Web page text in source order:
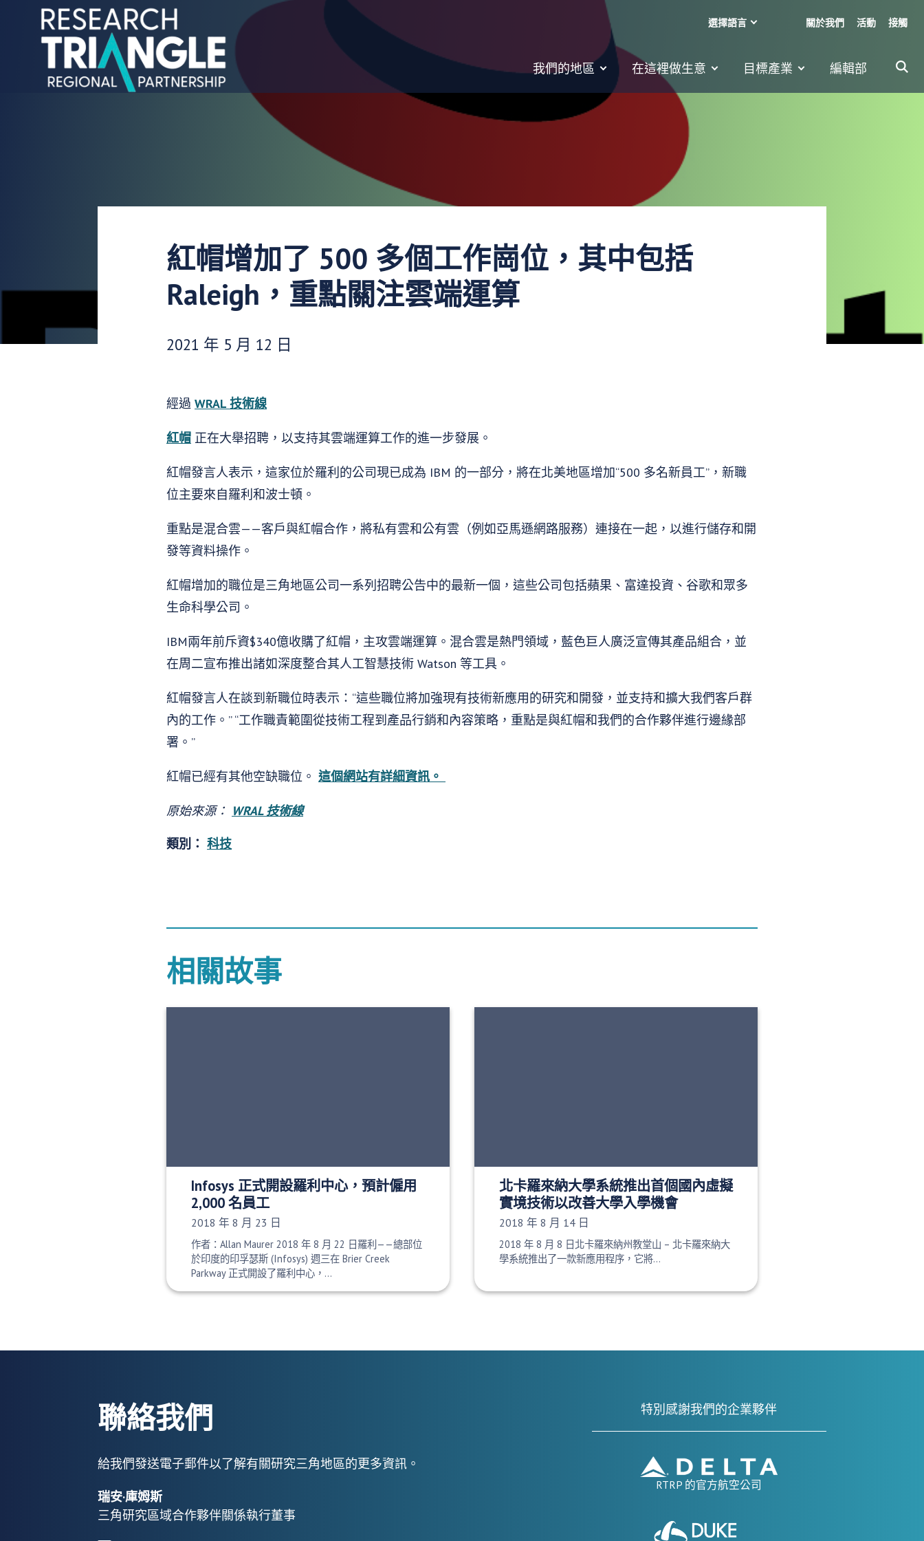
跳至內容
我們的地區 在這裡做生意 目標產業 編輯部
關於我們 活動 接觸
選擇語言
紅帽增加了 500 多個工作崗位，其中包括
Raleigh，重點關注雲端運算
發布日期：
2021 年 5 月 12 日
經過 WRAL 技術線
紅帽 正在大舉招聘，以支持其雲端運算工作的進一步發展。
紅帽發言人表示，這家位於羅利的公司現已成為 IBM 的一部分，將在北美地區增加“500 多名新員工”，新職
位主要來自羅利和波士頓。
重點是混合雲——客戶與紅帽合作，將私有雲和公有雲（例如亞馬遜網路服務）連接在一起，以進行儲存和開
發等資料操作。
紅帽增加的職位是三角地區公司一系列招聘公告中的最新一個，這些公司包括蘋果、富達投資、谷歌和眾多
生命科學公司。
IBM兩年前斥資$340億收購了紅帽，主攻雲端運算。混合雲是熱門領域，藍色巨人廣泛宣傳其產品組合，並
在周二宣布推出諸如深度整合其人工智慧技術 Watson 等工具。
紅帽發言人在談到新職位時表示：“這些職位將加強現有技術新應用的研究和開發，並支持和擴大我們客戶群
內的工作。” “工作職責範圍從技術工程到產品行銷和內容策略，重點是與紅帽和我們的合作夥伴進行邊緣部
署。”
紅帽已經有其他空缺職位。 這個網站有詳細資訊。
原始來源： WRAL 技術線
類別： 科技
相關故事
Infosys 正式開設羅利中心，預計僱用
2,000 名員工
發布日期：
2018 年 8 月 23 日
作者：Allan Maurer 2018 年 8 月 22 日羅利——總部位
於印度的印孚瑟斯 (Infosys) 週三在 Brier Creek
Parkway 正式開設了羅利中心，…
北卡羅來納大學系統推出首個國內虛擬
實境技術以改善大學入學機會
發布日期：
2018 年 8 月 14 日
2018 年 8 月 8 日北卡羅來納州教堂山 – 北卡羅來納大
學系統推出了一款新應用程序，它將…
聯絡我們
給我們發送電子郵件以了解有關研究三角地區的更多資訊。
瑞安·庫姆斯
三角研究區域合作夥伴關係執行董事
特別感謝我們的企業夥伴
RTRP 的官方航空公司